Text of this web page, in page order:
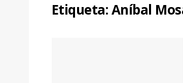
Etiqueta:Aníbal